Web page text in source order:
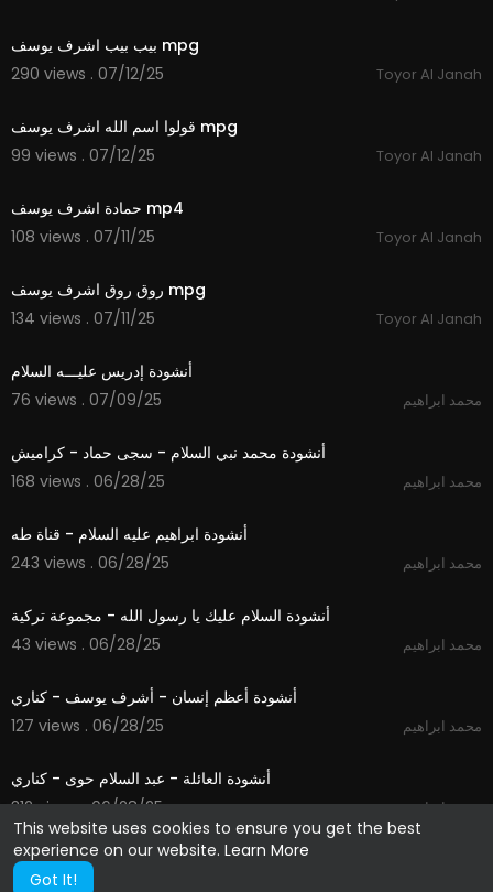
This website uses cookies to ensure you get the best
experience on our website. Learn More
Got It!
بيب بيب اشرف يوسف mpg
290 views . 07/12/25
Toyor Al Janah
قولوا اسم الله اشرف يوسف mpg
99 views . 07/12/25
Toyor Al Janah
حمادة اشرف يوسف mp4
108 views . 07/11/25
Toyor Al Janah
روق روق اشرف يوسف mpg
134 views . 07/11/25
Toyor Al Janah
أنشودة إدريس عليـــه السلام
76 views . 07/09/25
محمد ابراهيم
أنشودة محمد نبي السلام - سجى حماد - كراميش
168 views . 06/28/25
محمد ابراهيم
أنشودة ابراهيم عليه السلام - قناة طه
243 views . 06/28/25
محمد ابراهيم
أنشودة السلام عليك يا رسول الله - مجموعة تركية
43 views . 06/28/25
محمد ابراهيم
أنشودة أعظم إنسان - أشرف يوسف - كناري
127 views . 06/28/25
محمد ابراهيم
أنشودة العائلة - عبد السلام حوى - كناري
312 views . 06/28/25
محمد ابراهيم